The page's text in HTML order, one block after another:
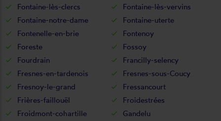
Fontaine-lès-clercs
Fontaine-lès-vervins
Fontaine-notre-dame
Fontaine-uterte
Fontenelle-en-brie
Fontenoy
Foreste
Fossoy
Fourdrain
Francilly-selency
Fresnes-en-tardenois
Fresnes-sous-Coucy
Fresnoy-le-grand
Fressancourt
Frières-faillouël
Froidestrées
Froidmont-cohartille
Gandelu